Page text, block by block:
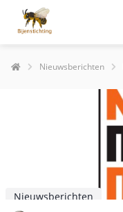
Nieuwsberichten
Nieuwsberichten